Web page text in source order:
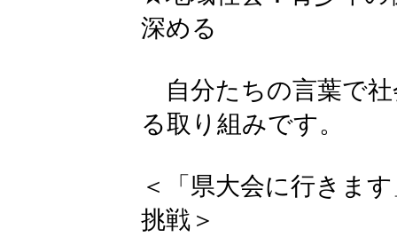
深める
自分たちの言葉で社
る取り組みです。
＜「県大会に行きま
挑戦＞